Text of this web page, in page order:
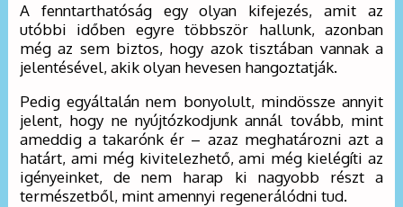
A fenntarthatóság egy olyan kifejezés, amit az
utóbbi időben egyre többször hallunk, azonban
még az sem biztos, hogy azok tisztában vannak a
jelentésével, akik olyan hevesen hangoztatják.
Pedig egyáltalán nem bonyolult, mindössze annyit
jelent, hogy ne nyújtózkodjunk annál tovább, mint
ameddig a takarónk ér – azaz meghatározni azt a
határt, ami még kivitelezhető, ami még kielégíti az
igényeinket, de nem harap ki nagyobb részt a
természetből, mint amennyi regenerálódni tud.